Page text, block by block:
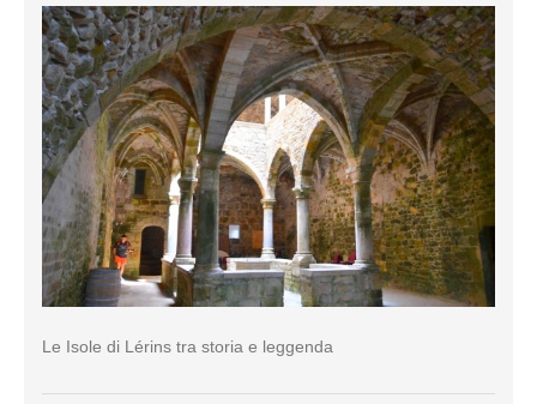
Le Isole di Lérins tra storia e leggenda